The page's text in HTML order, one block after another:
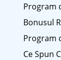
Program
Bonusul
Program
Ce Spun